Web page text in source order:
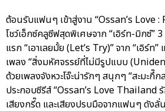
ต้อนรับแฟนๆ เข้าสู่งาน “Ossan’s Love
โชว์เอ็กซ์คลูซีฟสุดพิเศษจาก “เอิร์ท-มิกซ์”
แรก “เอาเลยมั้ย (Let’s Try)” จาก “เอิร์ท
เพลง “สิ่งมหัศจรรย์ที่ไม่มีรูปแบบ
ด้วยเพลงจังหวะโจ๊ะน่ารักๆ สนุกๆ “สะมะกึ๊
ประกอบซีรีส์ “Ossan’s Love Thailand
เสียงกรี๊ด และเสียงปรบมือจากแฟนๆ ดังลั่